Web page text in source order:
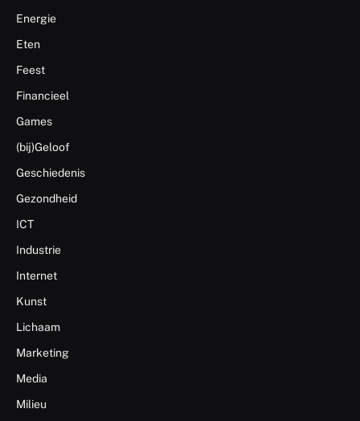
Energie
Eten
Feest
Financieel
Games
(bij)Geloof
Geschiedenis
Gezondheid
ICT
Industrie
Internet
Kunst
Lichaam
Marketing
Media
Milieu